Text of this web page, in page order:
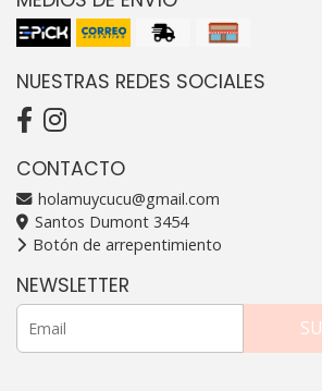
NUESTRAS REDES SOCIALES
CONTACTO
holamuycucu@gmail.com
Santos Dumont 3454
Botón de arrepentimiento
NEWSLETTER